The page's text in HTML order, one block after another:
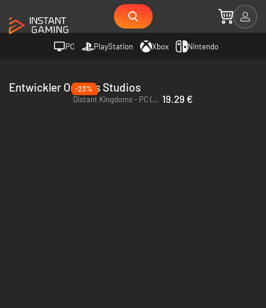
PC PlayStation Xbox Nintendo
Entwickler Orthrus Studios
-23%
Distant Kingdoms - PC (Steam) 19.29 €